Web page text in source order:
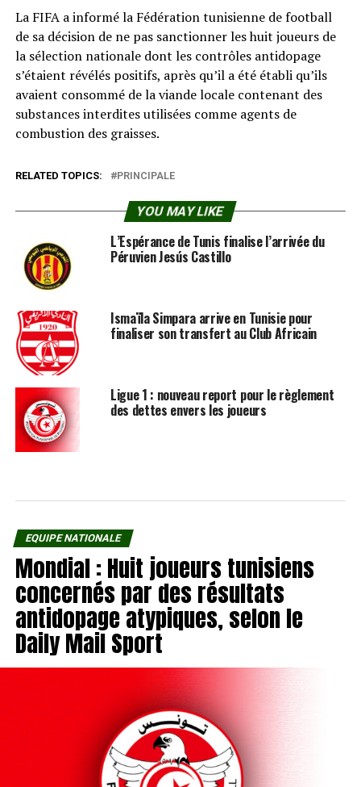
La FIFA a informé la Fédération tunisienne de football
de sa décision de ne pas sanctionner les huit joueurs de
la sélection nationale dont les contrôles antidopage
s’étaient révélés positifs, après qu’il a été établi qu’ils
avaient consommé de la viande locale contenant des
substances interdites utilisées comme agents de
combustion des graisses.
RELATED TOPICS: PRINCIPALE
YOU MAY LIKE
L’Espérance de Tunis finalise l’arrivée du
Péruvien Jesús Castillo
Ismaïla Simpara arrive en Tunisie pour
finaliser son transfert au Club Africain
Ligue 1 : nouveau report pour le règlement
des dettes envers les joueurs
EQUIPE NATIONALE
Mondial : Huit joueurs tunisiens
concernés par des résultats
antidopage atypiques, selon le
Daily Mail Sport